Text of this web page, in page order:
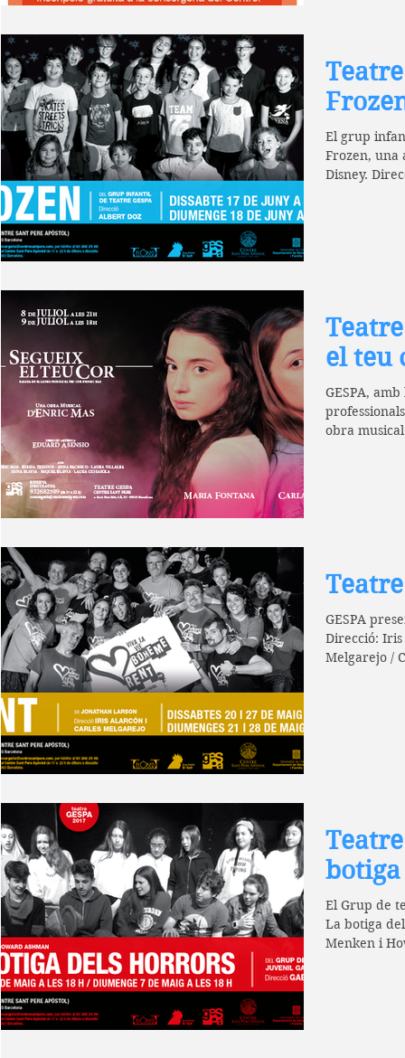
El grup
Frozen, una
Disney.
Teatre
el teu
GESPA,
obra
Teatre
GESPA
Direcció:
El Grup de
La botiga
Menken i